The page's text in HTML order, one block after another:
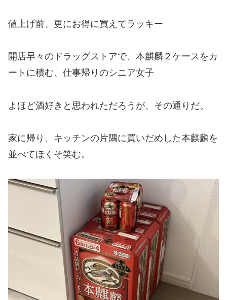
値上げ前、更にお得に買えてラッキー
開店早々のドラッグストアで、本麒麟２ケースをカ
ートに積む、仕事帰りのシニア女子
よほど酒好きと思われただろうが、その通りだ。
家に帰り、キッチンの片隅に買いだめした本麒麟を
並べてほくそ笑む。